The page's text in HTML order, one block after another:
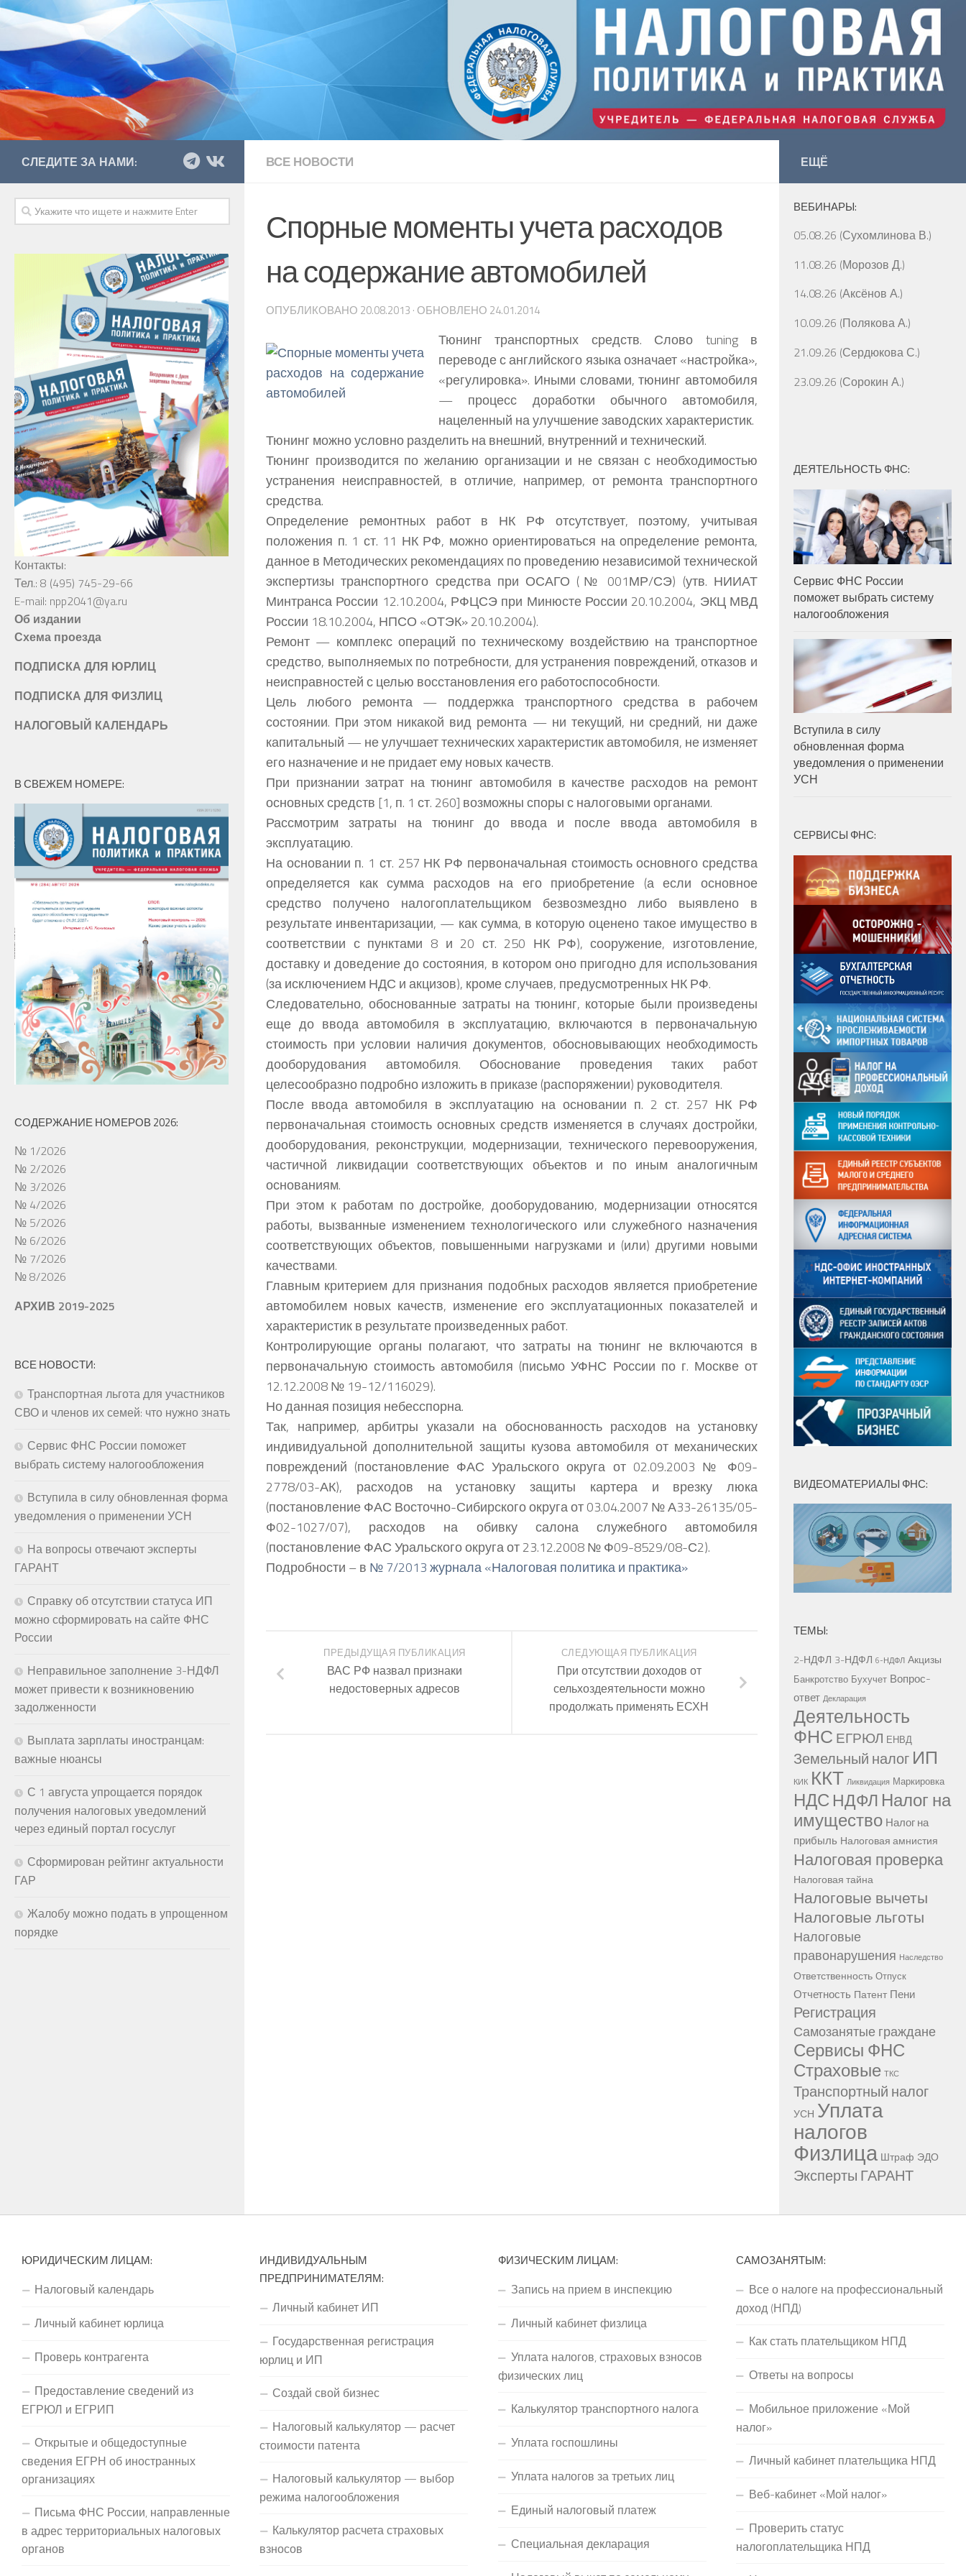
ВСЕ НОВОСТИ
Спорные моменты учета расходов
на содержание автомобилей
ОПУБЛИКОВАНО 20.08.2013 · ОБНОВЛЕНО 24.01.2014
Тюнинг транспортных средств. Слово tuning в
переводе с английского языка означает «настройка»,
«регулировка». Иными словами, тюнинг автомобиля
— процесс доработки обычного автомобиля,
нацеленный на улучшение заводских характеристик.
Тюнинг можно условно разделить на внешний, внутренний и технический.
Тюнинг производится по желанию организации и не связан с необходимостью
устранения неисправностей, в отличие, например, от ремонта транспортного
средства.
Определение ремонтных работ в НК РФ отсутствует, поэтому, учитывая
положения п. 1 ст. 11 НК РФ, можно ориентироваться на определение ремонта,
данное в Методических рекомендациях по проведению независимой технической
экспертизы транспортного средства при ОСАГО (№ 001МР/СЭ) (утв. НИИАТ
Минтранса России 12.10.2004, РФЦСЭ при Минюсте России 20.10.2004, ЭКЦ МВД
России 18.10.2004, НПСО «ОТЭК» 20.10.2004).
Ремонт — комплекс операций по техническому воздействию на транспортное
средство, выполняемых по потребности, для устранения повреждений, отказов и
неисправностей с целью восстановления его работоспособности.
Цель любого ремонта — поддержка транспортного средства в рабочем
состоянии. При этом никакой вид ремонта — ни текущий, ни средний, ни даже
капитальный — не улучшает технических характеристик автомобиля, не изменяет
его назначение и не придает ему новых качеств.
При признании затрат на тюнинг автомобиля в качестве расходов на ремонт
основных средств [1, п. 1 ст. 260] возможны споры с налоговыми органами.
Рассмотрим затраты на тюнинг до ввода и после ввода автомобиля в
эксплуатацию.
На основании п. 1 ст. 257 НК РФ первоначальная стоимость основного средства
определяется как сумма расходов на его приобретение (а если основное
средство получено налогоплательщиком безвозмездно либо выявлено в
результате инвентаризации, — как сумма, в которую оценено такое имущество в
соответствии с пунктами 8 и 20 ст. 250 НК РФ), сооружение, изготовление,
доставку и доведение до состояния, в котором оно пригодно для использования
(за исключением НДС и акцизов), кроме случаев, предусмотренных НК РФ.
Следовательно, обоснованные затраты на тюнинг, которые были произведены
еще до ввода автомобиля в эксплуатацию, включаются в первоначальную
стоимость при условии наличия документов, обосновывающих необходимость
дооборудования автомобиля. Обоснование проведения таких работ
целесообразно подробно изложить в приказе (распоряжении) руководителя.
После ввода автомобиля в эксплуатацию на основании п. 2 ст. 257 НК РФ
первоначальная стоимость основных средств изменяется в случаях достройки,
дооборудования, реконструкции, модернизации, технического перевооружения,
частичной ликвидации соответствующих объектов и по иным аналогичным
основаниям.
При этом к работам по достройке, дооборудованию, модернизации относятся
работы, вызванные изменением технологического или служебного назначения
соответствующих объектов, повышенными нагрузками и (или) другими новыми
качествами.
Главным критерием для признания подобных расходов является приобретение
автомобилем новых качеств, изменение его эксплуатационных показателей и
характеристик в результате произведенных работ.
Контролирующие органы полагают, что затраты на тюнинг не включаются в
первоначальную стоимость автомобиля (письмо УФНС России по г. Москве от
12.12.2008 № 19-12/116029).
Но данная позиция небесспорна.
Так, например, арбитры указали на обоснованность расходов на установку
индивидуальной дополнительной защиты кузова автомобиля от механических
повреждений (постановление ФАС Уральского округа от 02.09.2003 № Ф09-
2778/03-АК), расходов на установку защиты картера и врезку люка
(постановление ФАС Восточно-Сибирского округа от 03.04.2007 № А33-26135/05-
Ф02-1027/07), расходов на обивку салона служебного автомобиля
(постановление ФАС Уральского округа от 23.12.2008 № Ф09-8529/08-С2).
Подробности – в № 7/2013 журнала «Налоговая политика и практика»
СЛЕДУЮЩАЯ ПУБЛИКАЦИЯ
При отсутствии доходов от
сельхоздеятельности можно
продолжать применять ЕСХН
ПРЕДЫДУЩАЯ ПУБЛИКАЦИЯ
ВАС РФ назвал признаки
недостоверных адресов
СЛЕДИТЕ ЗА НАМИ:
Контакты:
Тел.: 8 (495) 745-29-66
E-mail: npp2041@ya.ru
Об издании
Схема проезда
ПОДПИСКА ДЛЯ ЮРЛИЦ
ПОДПИСКА ДЛЯ ФИЗЛИЦ
НАЛОГОВЫЙ КАЛЕНДАРЬ
В СВЕЖЕМ НОМЕРЕ:
СОДЕРЖАНИЕ НОМЕРОВ 2026:
№ 1/2026
№ 2/2026
№ 3/2026
№ 4/2026
№ 5/2026
№ 6/2026
№ 7/2026
№ 8/2026
АРХИВ 2019-2025
ВСЕ НОВОСТИ:
Транспортная льгота для участников
СВО и членов их семей: что нужно знать
Сервис ФНС России поможет
выбрать систему налогообложения
Вступила в силу обновленная форма
уведомления о применении УСН
На вопросы отвечают эксперты
ГАРАНТ
Справку об отсутствии статуса ИП
можно сформировать на сайте ФНС
России
Неправильное заполнение 3-НДФЛ
может привести к возникновению
задолженности
Выплата зарплаты иностранцам:
важные нюансы
С 1 августа упрощается порядок
получения налоговых уведомлений
через единый портал госуслуг
Сформирован рейтинг актуальности
ГАР
Жалобу можно подать в упрощенном
порядке
ЕЩЁ
ВЕБИНАРЫ:
05.08.26 (Сухомлинова В.)
11.08.26 (Морозов Д.)
14.08.26 (Аксёнов А.)
10.09.26 (Полякова А.)
21.09.26 (Сердюкова С.)
23.09.26 (Сорокин А.)
ДЕЯТЕЛЬНОСТЬ ФНС:
Сервис ФНС России
поможет выбрать систему
налогообложения
Вступила в силу
обновленная форма
уведомления о применении
УСН
СЕРВИСЫ ФНС:
ВИДЕОМАТЕРИАЛЫ ФНС:
ТЕМЫ:
2-НДФЛ 3-НДФЛ 6-НДФЛ Акцизы
Банкротство Бухучет Вопрос-
ответ Декларация
Деятельность
ФНС ЕГРЮЛ ЕНВД
Земельный налог ИП
КИК ККТ Ликвидация Маркировка
НДС НДФЛ Налог на
имущество Налог на
прибыль Налоговая амнистия
Налоговая проверка
Налоговая тайна
Налоговые вычеты
Налоговые льготы
Налоговые
правонарушения Наследство
Ответственность Отпуск
Отчетность Патент Пени
Регистрация
Самозанятые граждане
Сервисы ФНС
Страховые ТКС
Транспортный налог
УСН Уплата
налогов
Физлица Штраф ЭДО
Эксперты ГАРАНТ
ЮРИДИЧЕСКИМ ЛИЦАМ:
Налоговый календарь
Личный кабинет юрлица
Проверь контрагента
Предоставление сведений из
ЕГРЮЛ и ЕГРИП
Открытые и общедоступные
сведения ЕГРН об иностранных
организациях
Письма ФНС России, направленные
в адрес территориальных налоговых
органов
ИНДИВИДУАЛЬНЫМ
ПРЕДПРИНИМАТЕЛЯМ:
Личный кабинет ИП
Государственная регистрация
юрлиц и ИП
Создай свой бизнес
Налоговый калькулятор — расчет
стоимости патента
Налоговый калькулятор — выбор
режима налогообложения
Калькулятор расчета страховых
взносов
ФИЗИЧЕСКИМ ЛИЦАМ:
Запись на прием в инспекцию
Личный кабинет физлица
Уплата налогов, страховых взносов
физических лиц
Калькулятор транспортного налога
Уплата госпошлины
Уплата налогов за третьих лиц
Единый налоговый платеж
Специальная декларация
САМОЗАНЯТЫМ:
Все о налоге на профессиональный
доход (НПД)
Как стать плательщиком НПД
Ответы на вопросы
Мобильное приложение «Мой
налог»
Личный кабинет плательщика НПД
Веб-кабинет «Мой налог»
Проверить статус
налогоплательщика НПД